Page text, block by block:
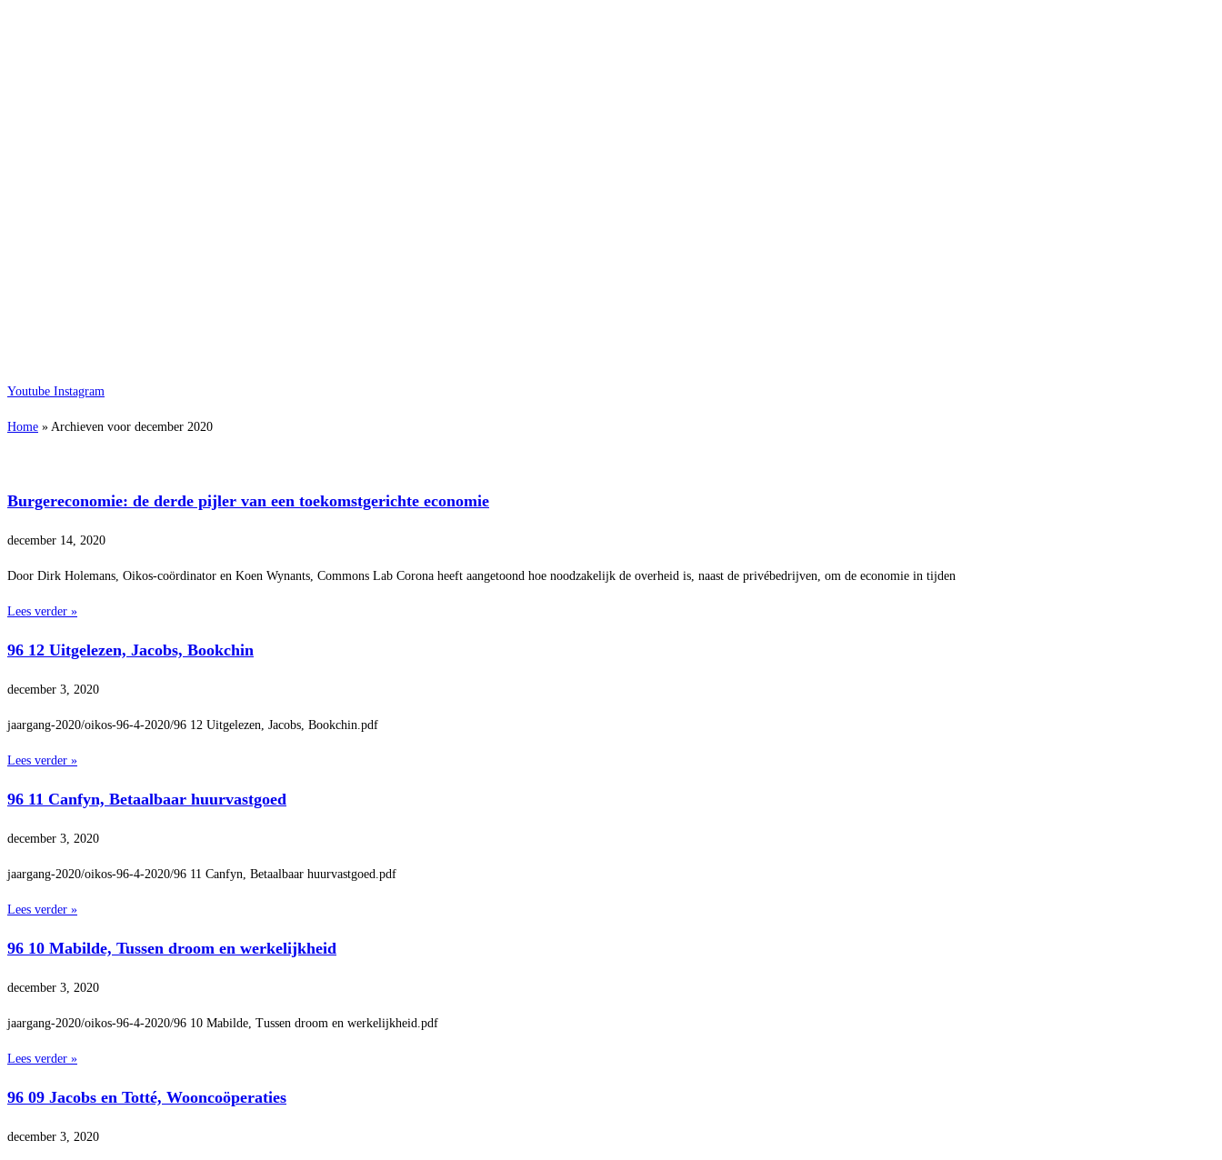
Youtube Instagram
Home » Archieven voor december 2020
Burgereconomie: de derde pijler van een toekomstgerichte economie
december 14, 2020
Door Dirk Holemans, Oikos-coördinator en Koen Wynants, Commons Lab Corona heeft aangetoond hoe noodzakelijk de overheid is, naast de privébedrijven, om de economie in tijden
Lees verder »
96 12 Uitgelezen, Jacobs, Bookchin
december 3, 2020
jaargang-2020/oikos-96-4-2020/96 12 Uitgelezen, Jacobs, Bookchin.pdf
Lees verder »
96 11 Canfyn, Betaalbaar huurvastgoed
december 3, 2020
jaargang-2020/oikos-96-4-2020/96 11 Canfyn, Betaalbaar huurvastgoed.pdf
Lees verder »
96 10 Mabilde, Tussen droom en werkelijkheid
december 3, 2020
jaargang-2020/oikos-96-4-2020/96 10 Mabilde, Tussen droom en werkelijkheid.pdf
Lees verder »
96 09 Jacobs en Totté, Wooncoöperaties
december 3, 2020